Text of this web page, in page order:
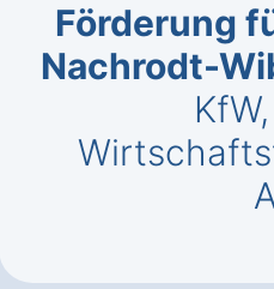
Förderung
Nachrodt-